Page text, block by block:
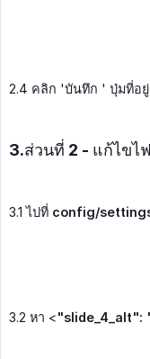
2.4 คลิก 'บันทึก ' ปุ่มที่อ
3.ส่วนที่ 2 - แก้ไข
3.1 ไปที่ config/
3.2 หา <"slide_4_alt":